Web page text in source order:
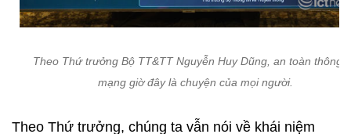
Theo Thứ trưởng Bộ TT&TT Nguyễn Huy Dũng, an toàn thông
mạng giờ đây là chuyện của mọi người.
Theo Thứ trưởng, chúng ta vẫn nói về khái niệm